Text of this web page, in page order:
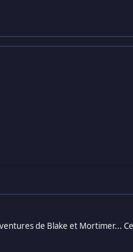
de Blake et Mortimer...